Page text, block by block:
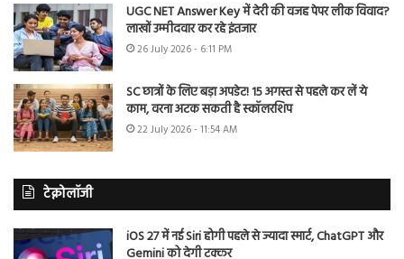
UGC NET Answer Key में देरी की वजह पेपर लीक विवाद?
लाखों उम्मीदवार कर रहे इंतजार
26 July 2026 - 6:11 PM
SC छात्रों के लिए बड़ा अपडेट! 15 अगस्त से पहले कर लें ये
काम, वरना अटक सकती है स्कॉलरशिप
22 July 2026 - 11:54 AM
टेक्नोलॉजी
iOS 27 में नई Siri होगी पहले से ज्यादा स्मार्ट, ChatGPT और
Gemini को देगी टक्कर